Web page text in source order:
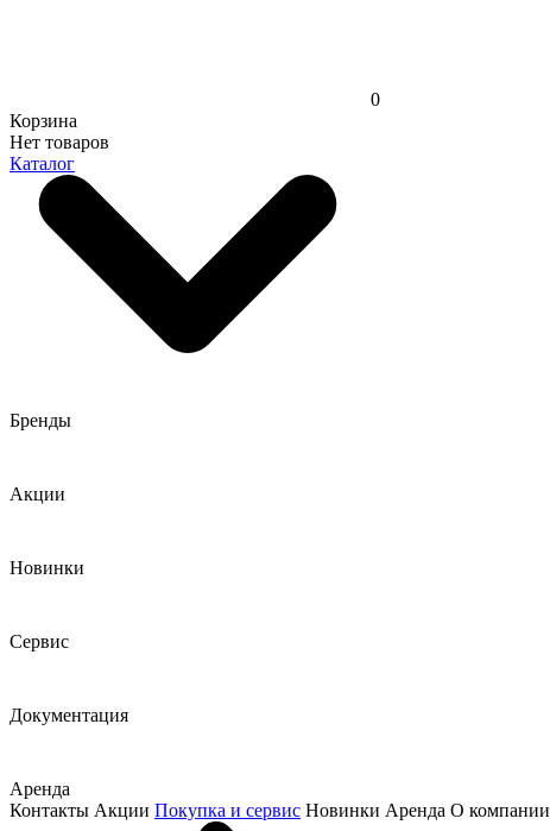
0
Корзина
Нет товаров
Каталог
Бренды
Акции
Новинки
Сервис
Документация
Аренда
Контакты Акции Покупка и сервис Новинки Аренда О компании